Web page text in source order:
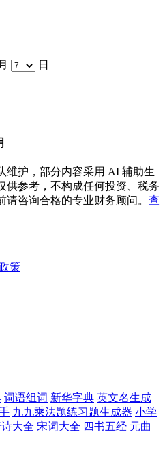
月 日
维护，部分内容采用 AI 辅助生
供参考，不构成任何投资、税务
咨询合格的专业财务顾问。 查
策
词语组词 新华字典 英文名生成
九九乘法题练习题生成器 小学
诗大全 宋词大全 四书五经 元曲